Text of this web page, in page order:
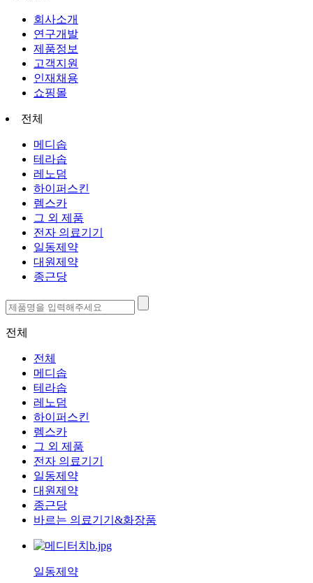
회사소개
연구개발
제품정보
고객지원
인재채용
쇼핑몰
전체
메디솝
테라솝
레노덤
하이퍼스킨
렘스카
그 외 제품
전자 의료기기
일동제약
대원제약
종근당
전체
전체
메디솝
테라솝
레노덤
하이퍼스킨
렘스카
그 외 제품
전자 의료기기
일동제약
대원제약
종근당
바르는 의료기기&화장품
일동제약